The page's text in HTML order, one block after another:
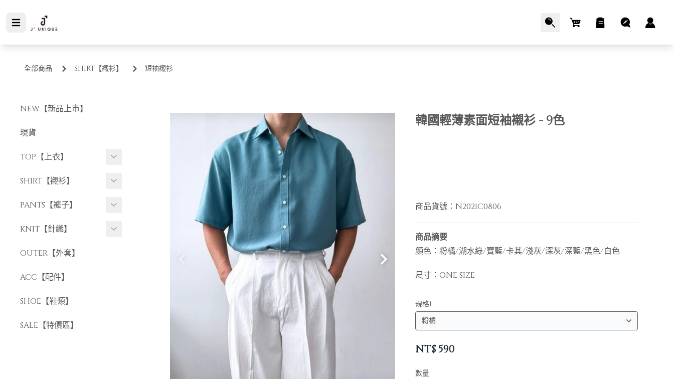
Cart
全部商品 SHIRT【襯衫】 短袖襯衫
NEW【新品上市】
現貨
TOP【上衣】
短袖上衣
長袖上衣
SHIRT【襯衫】
短袖襯衫
長袖襯衫
PANTS【褲子】
長褲
短褲
KNIT【針織】
短袖針織
長袖針織
OUTER【外套】
ACC【配件】
SHOE【鞋類】
SALE【特價區】
韓國輕薄素面短袖襯衫 - 9色
商品貨號： N2021C0806
商品摘要
顏色：粉橘/湖水綠/寶藍/卡其/淺灰/深灰/深藍/黑色/白色
尺寸：ONE SIZE
規格1
NT$590
數量